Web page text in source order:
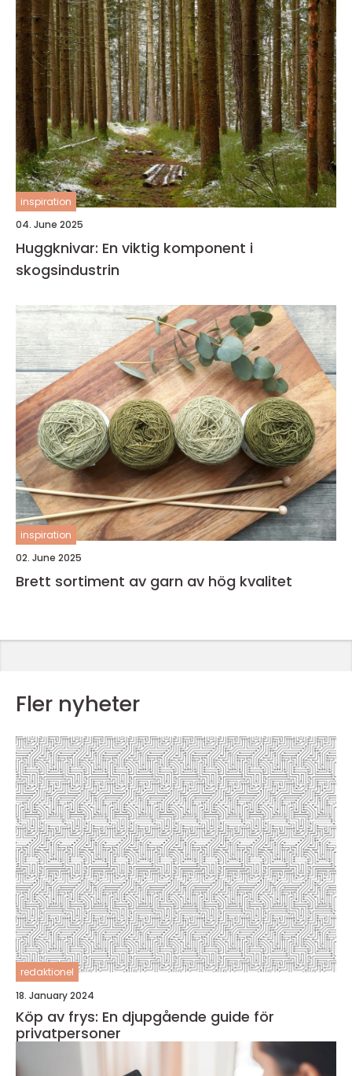
inspiration
04. June 2025
Huggknivar: En viktig komponent i
skogsindustrin
inspiration
02. June 2025
Brett sortiment av garn av hög kvalitet
Fler nyheter
redaktionel
18. January 2024
Köp av frys: En djupgående guide för
privatpersoner